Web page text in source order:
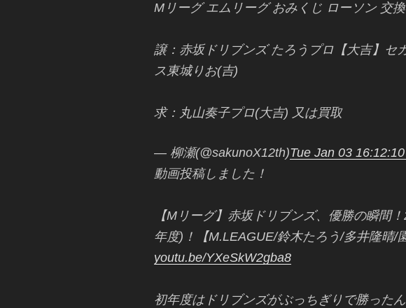
Mリーグ エムリーグ おみくじ ローソン 交換
譲：赤坂ドリブンズ たろうプロ【大吉】セ
ス東城りお(吉)
求：丸山奏子プロ(大吉) 又は買取
— 柳瀬(@sakunoX12th)Tue Jan 03
動画投稿しました！
【Mリーグ】赤坂ドリブンズ、優勝の瞬間
年度)！【M.LEAGUE/鈴木たろう/多井隆晴/
youtu.be/YXeSkW2gba8
初年度はドリブンズがぶっちぎりで勝った